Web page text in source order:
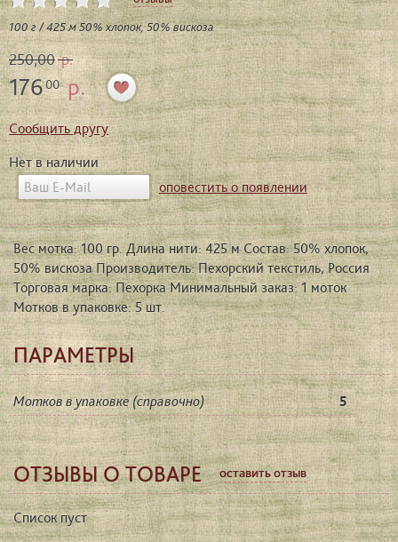
100 г / 425 м 50% хлопок, 50% вискоза
250,00р.
17600р.
Сообщить другу
Нет в наличии
оповестить о появлении
Вес мотка: 100 гр. Длина нити: 425 м Состав: 50% хлопок,
50% вискоза Производитель: Пехорский текстиль, Россия
Торговая марка: Пехорка Минимальный заказ: 1 моток
Мотков в упаковке: 5 шт.
ПАРАМЕТРЫ
Мотков в упаковке (справочно) 5
ОТЗЫВЫ О ТОВАРЕ оставить отзыв
Список пуст